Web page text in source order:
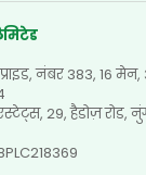
नंबर 383, 16
29, हैडोज़